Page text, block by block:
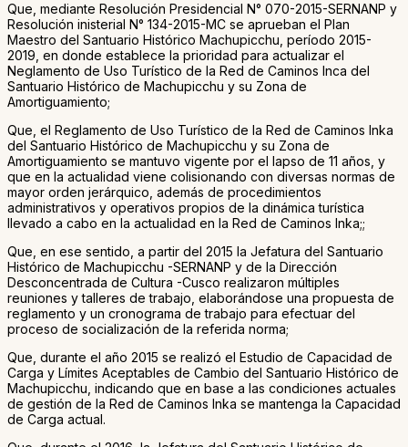
Que, mediante Resolución Presidencial N° 070-2015-SERNANP y
Resolución inisterial N° 134-2015-MC se aprueban el Plan
Maestro del Santuario Histórico Machupicchu, período 2015-
2019, en donde establece la prioridad para actualizar el
Neglamento de Uso Turístico de la Red de Caminos Inca del
Santuario Histórico de Machupicchu y su Zona de
Amortiguamiento;
Que, el Reglamento de Uso Turístico de la Red de Caminos Inka
del Santuario Histórico de Machupicchu y su Zona de
Amortiguamiento se mantuvo vigente por el lapso de 11 años, y
que en la actualidad viene colisionando con diversas normas de
mayor orden jerárquico, además de procedimientos
administrativos y operativos propios de la dinámica turística
llevado a cabo en la actualidad en la Red de Caminos Inka;;
Que, en ese sentido, a partir del 2015 la Jefatura del Santuario
Histórico de Machupicchu -SERNANP y de la Dirección
Desconcentrada de Cultura -Cusco realizaron múltiples
reuniones y talleres de trabajo, elaborándose una propuesta de
reglamento y un cronograma de trabajo para efectuar del
proceso de socialización de la referida norma;
Que, durante el año 2015 se realizó el Estudio de Capacidad de
Carga y Límites Aceptables de Cambio del Santuario Histórico de
Machupicchu, indicando que en base a las condiciones actuales
de gestión de la Red de Caminos Inka se mantenga la Capacidad
de Carga actual.